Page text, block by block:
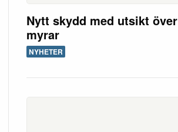
Nytt skydd med utsikt över
myrar
NYHETER